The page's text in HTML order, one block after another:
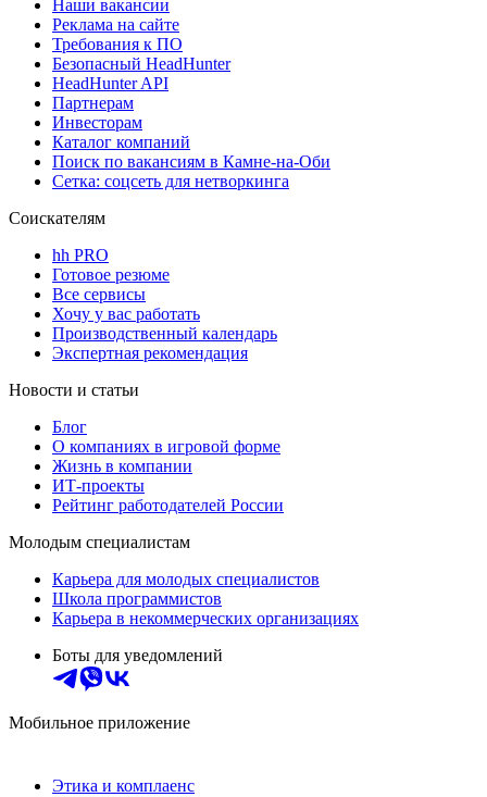
Наши вакансии
Реклама на сайте
Требования к ПО
Безопасный HeadHunter
HeadHunter API
Партнерам
Инвесторам
Каталог компаний
Поиск по вакансиям в Камне-на-Оби
Сетка: соцсеть для нетворкинга
Соискателям
hh PRO
Готовое резюме
Все сервисы
Хочу у вас работать
Производственный календарь
Экспертная рекомендация
Новости и статьи
Блог
О компаниях в игровой форме
Жизнь в компании
ИТ-проекты
Рейтинг работодателей России
Молодым специалистам
Карьера для молодых специалистов
Школа программистов
Карьера в некоммерческих организациях
Боты для уведомлений
Мобильное приложение
Этика и комплаенс